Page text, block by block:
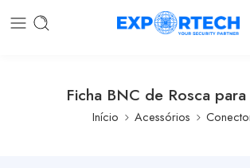
Ficha BNC de Rosca
Início Acessórios